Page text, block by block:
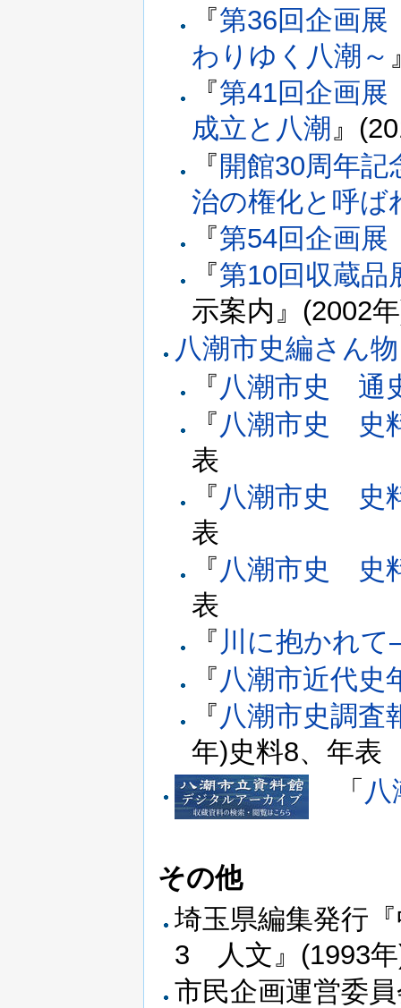
『第36回企画
わりゆく八潮～
『第41回企画
成立と八潮』
『 開館30周年
治の権化と呼ば
『第54回企画
『第10回収蔵
示案内』(2002
八潮市史編さん物
『 八潮市史 通
『 八潮市史 史
表
『 八潮市史 史
表
『 八潮市史 史
表
『 川に抱かれ
『 八潮市近代史
『 八潮市史調
年)史料8、年表
「
その他
埼玉県編集発行
3 人文』(1993年
市民企画運営委